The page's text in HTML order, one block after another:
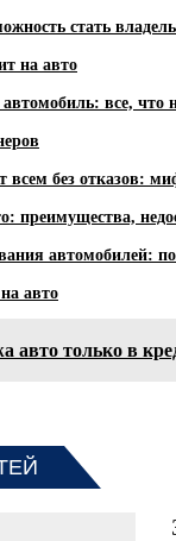
стать
на авто
все, что
всем без отказов:
преимущества,
автомобилей:
авто
авто только в